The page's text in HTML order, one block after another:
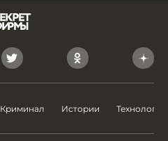
Криминал Истории Технологии